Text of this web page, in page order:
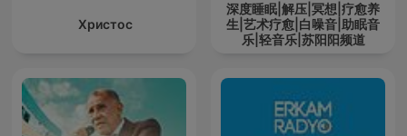
Христос
深度睡眠|解压|冥想|疗愈养
生|艺术疗愈|白噪音|助眠音
乐|轻音乐|苏阳阳频道